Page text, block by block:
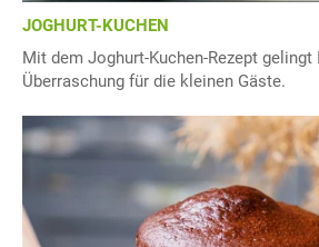
JOGHURT-KUCHEN
Mit dem Joghurt-Kuchen-Rezept gelingt
Überraschung für die kleinen Gäste.